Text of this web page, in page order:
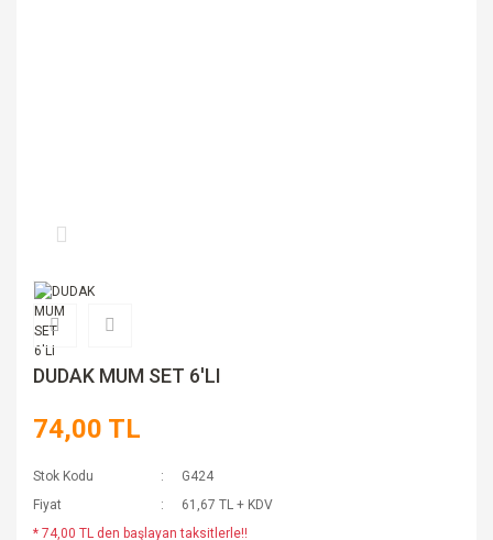
DUDAK MUM SET 6'LI
74,00 TL
Stok Kodu
G424
Fiyat
61,67 TL + KDV
* 74,00 TL den başlayan taksitlerle!!